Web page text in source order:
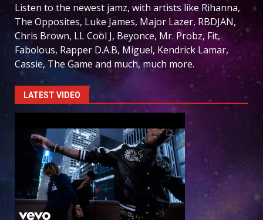
Listen to the newest jamz, with artists like Rihanna,
The Opposites, Luke James, Major Lazer, RBDJAN,
Chris Brown, LL Cool J, Beyonce, Mr. Probz, Fit,
Fabolous, Rapper D.A.B, Miguel, Kendrick Lamar,
Cassie, The Game and much, much more.
LATEST VIDEO